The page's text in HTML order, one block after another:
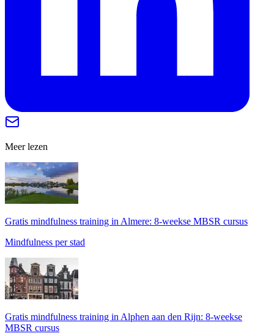
Meer lezen
Gratis mindfulness training in Almere: 8-weekse MBSR cursus
Mindfulness per stad
Gratis mindfulness training in Alphen aan den Rijn: 8-weekse
MBSR cursus